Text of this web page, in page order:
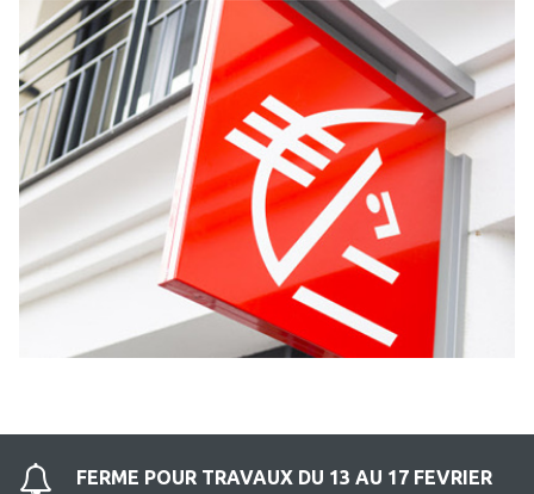
FERME POUR TRAVAUX DU 13 AU 17 FEVRIER